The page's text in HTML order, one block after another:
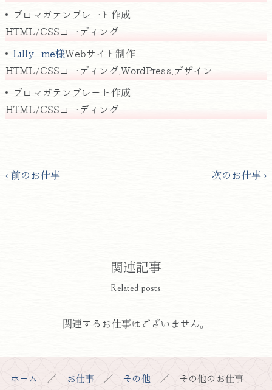
ブロマガテンプレート作成
HTML/CSSコーディング
Lilly me様Webサイト制作
HTML/CSSコーディング,WordPress,デザイン
ブロマガテンプレート作成
HTML/CSSコーディング
前のお仕事 次のお仕事
関連記事
Related posts
関連するお仕事はございません。
ホーム お仕事 その他 その他のお仕事